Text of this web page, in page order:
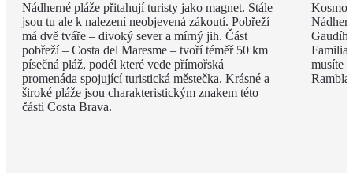
Nádherné pláže přitahují turisty jako magnet. Stále
jsou tu ale k nalezení neobjevená zákoutí. Pobřeží
má dvě tváře – divoký sever a mírný jih. Část
pobřeží – Costa del Maresme – tvoří téměř 50 km
písečná pláž, podél které vede přímořská
promenáda spojující turistická městečka. Krásné a
široké pláže jsou charakteristickým znakem této
části Costa Brava.
Familia
musíte